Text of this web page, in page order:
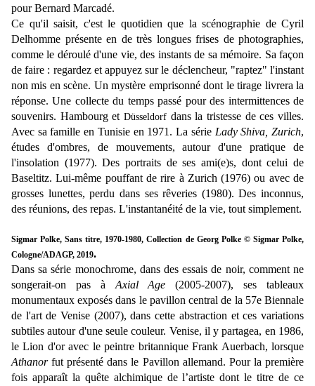
pour Bernard Marcadé.
Ce qu'il saisit, c'est le quotidien que la scénographie de Cyril
Delhomme présente en de très longues frises de photographies,
comme le déroulé d'une vie, des instants de sa mémoire. Sa façon
de faire : regardez et appuyez sur le déclencheur, "raptez" l'instant
non mis en scène. Un mystère emprisonné dont le tirage livrera la
réponse. Une collecte du temps passé pour des intermittences de
souvenirs. Hambourg et Düsseldorf dans la tristesse de ces villes.
Avec sa famille en Tunisie en 1971. La série Lady Shiva, Zurich,
études d'ombres, de mouvements, autour d'une pratique de
l'insolation (1977). Des portraits de ses ami(e)s, dont celui de
Baseltitz. Lui-même pouffant de rire à Zurich (1976) ou avec de
grosses lunettes, perdu dans ses rêveries (1980). Des inconnus,
des réunions, des repas. L'instantanéité de la vie, tout simplement.
Sigmar Polke, Sans titre, 1970-1980, Collection de Georg Polke © Sigmar Polke,
Cologne/ADAGP, 2019.
Dans sa série monochrome, dans des essais de noir, comment ne
songerait-on pas à Axial Age (2005-2007), ses tableaux
monumentaux exposés dans le pavillon central de la 57e Biennale
de l'art de Venise (2007), dans cette abstraction et ces variations
subtiles autour d'une seule couleur. Venise, il y partagea, en 1986,
le Lion d'or avec le peintre britannique Frank Auerbach, lorsque
Athanorfut présenté dans le Pavillon allemand. Pour la première
fois apparaît la quête alchimique de l’artiste dont le titre de ce